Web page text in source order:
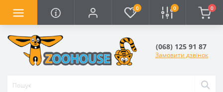
0 0 0
(068) 125 91 87
Замовити дзвінок